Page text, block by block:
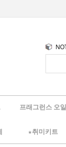
프래그런스 오일
★취미키트